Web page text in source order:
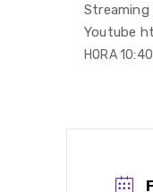
Streaming
Youtube
HORA